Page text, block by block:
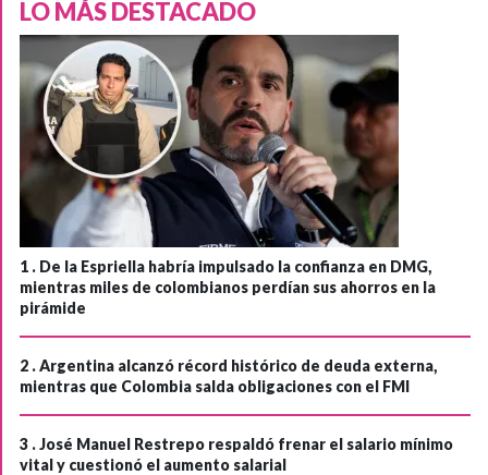
LO MÁS DESTACADO
1 . De la Espriella habría impulsado la confianza en DMG,
mientras miles de colombianos perdían sus ahorros en la
pirámide
2 .Argentina alcanzó récord histórico de deuda externa,
mientras que Colombia salda obligaciones con el FMI
3 .José Manuel Restrepo respaldó frenar el salario mínimo
vital y cuestionó el aumento salarial